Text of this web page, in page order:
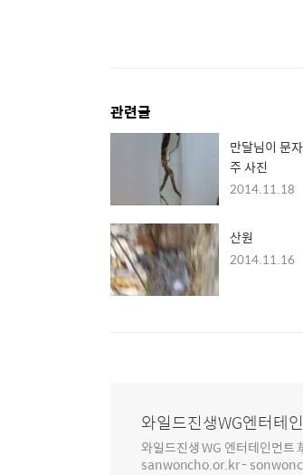
관련글
만달님이 문
주 사진
2014.11.18
산원
2014.11.16
와일드진생WG엔터
와일드진생 WG 엔터테인먼
sanwoncho.or.kr -